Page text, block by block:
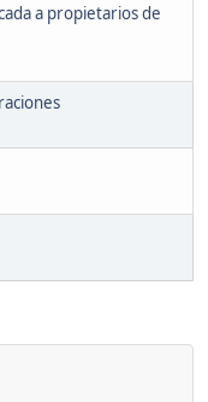
a propietarios de